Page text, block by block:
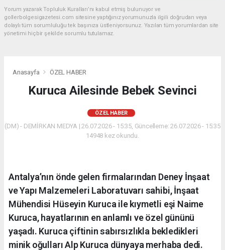
Yorum yazarak Topluluk Kuralları’nı kabul etmiş bulunuyor ve
gollerbolgesigazetesi.com sitesine yaptığınız yorumunuzla ilgili doğrudan veya
dolaylı tüm sorumluluğu tek başınıza üstleniyorsunuz. Yazılan tüm yorumlardan site
yönetimi hiçbir şekilde sorumlu tutulamaz.
Anasayfa ÖZEL HABER
Kuruca Ailesinde Bebek Sevinci
ÖZEL HABER
(DM) - DEMİRKAN MEDYA | 26.07.2026 - 15:35, Güncelleme: 26.07.2026 - 15:35
14948 kez okundu.
Antalya’nın önde gelen firmalarından Deney İnşaat
ve Yapı Malzemeleri Laboratuvarı sahibi, İnşaat
Mühendisi Hüseyin Kuruca ile kıymetli eşi Naime
Kuruca, hayatlarının en anlamlı ve özel gününü
yaşadı. Kuruca çiftinin sabırsızlıkla bekledikleri
minik oğulları Alp Kuruca dünyaya merhaba dedi.